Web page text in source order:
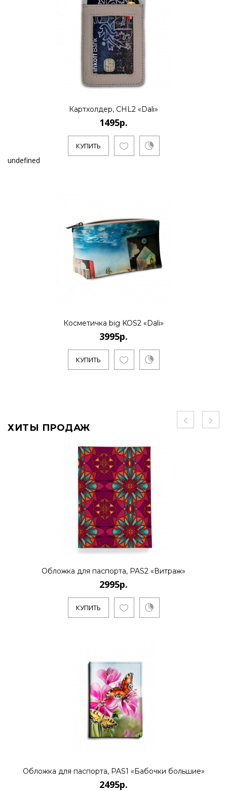
Картхолдер, CHL2 «Dali»
1495р.
КУПИТЬ
undefined
Косметичка big KOS2 «Dali»
3995р.
КУПИТЬ
ХИТЫ ПРОДАЖ
Обложка для паспорта, PAS2 «Витраж»
2995р.
КУПИТЬ
Обложка для паспорта, PAS1 «Бабочки большие»
2495р.